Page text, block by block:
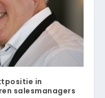
in
salesmanagers